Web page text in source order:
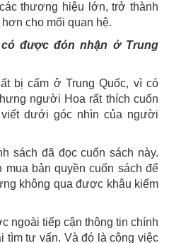
thương hiệu lớn, trở thành
cho mối quan hệ.
được đón nhận ở Trung
bị cấm ở Trung Quốc, vì có
người Hoa rất thích cuốn
dưới góc nhìn của người
sách đã đọc cuốn sách này.
mua bản quyền cuốn sách để
không qua được khâu kiểm
ngoài tiếp cận thông tin chính
tìm tư vấn. Và đó là công việc